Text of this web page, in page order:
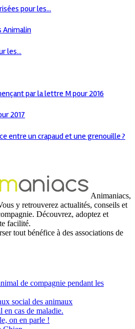
pour les...
Animalin
les...
par la lettre M pour 2016
2017
entre un crapaud et une grenouille ?
Animaniacs,
y retrouverez actualités, conseils et
Découvrez, adoptez et
facilité.
tout bénéfice à des associations de
de compagnie pendant les
social des animaux
en cas de maladie.
on en parle !